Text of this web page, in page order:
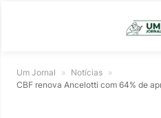
Um Jornal » Notícias »
CBF renova Ancelotti com 64% de